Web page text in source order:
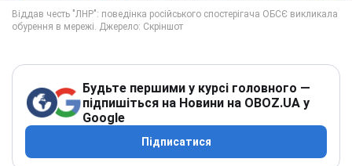
Будьте першими у курсі головного —
підпишіться на Новини на OBOZ.UA у
Google
Підписатися